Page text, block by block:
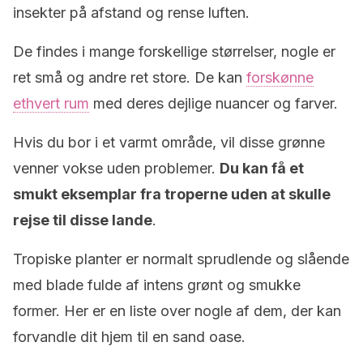
insekter på afstand og rense luften.
De findes i mange forskellige størrelser, nogle er
ret små og andre ret store. De kan forskønne
ethvert rum med deres dejlige nuancer og farver.
Hvis du bor i et varmt område, vil disse grønne
venner vokse uden problemer. Du kan få et
smukt eksemplar fra troperne uden at skulle
rejse til disse lande.
Tropiske planter er normalt sprudlende og slående
med blade fulde af intens grønt og smukke
former. Her er en liste over nogle af dem, der kan
forvandle dit hjem til en sand oase.